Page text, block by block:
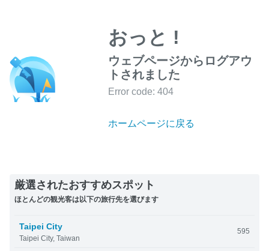
おっと !
ウェブページからログアウ
トされました
Error code: 404
ホームページに戻る
厳選されたおすすめスポット
ほとんどの観光客は以下の旅行先を選びます
Taipei City
Taipei City, Taiwan
595